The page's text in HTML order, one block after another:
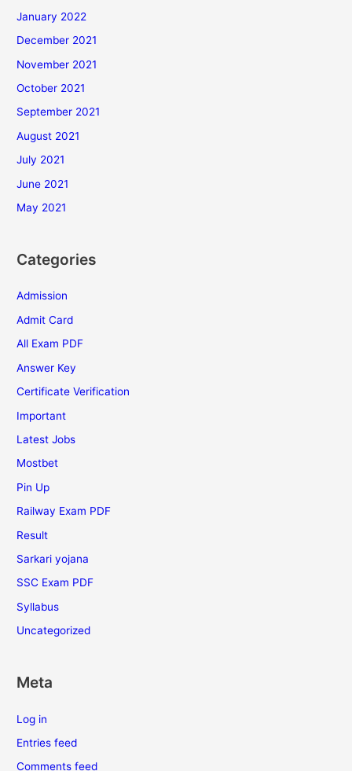
January 2022
December 2021
November 2021
October 2021
September 2021
August 2021
July 2021
June 2021
May 2021
Categories
Admission
Admit Card
All Exam PDF
Answer Key
Certificate Verification
Important
Latest Jobs
Mostbet
Pin Up
Railway Exam PDF
Result
Sarkari yojana
SSC Exam PDF
Syllabus
Uncategorized
Meta
Log in
Entries feed
Comments feed